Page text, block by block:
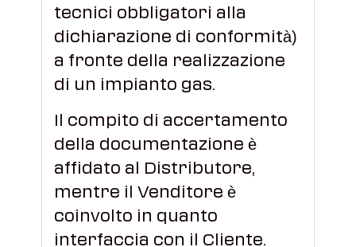
tecnici obbligatori alla
dichiarazione di conformità)
a fronte della realizzazione
di un impianto gas.
Il compito di accertamento
della documentazione è
affidato al Distributore,
mentre il Venditore è
coinvolto in quanto
interfaccia con il Cliente.